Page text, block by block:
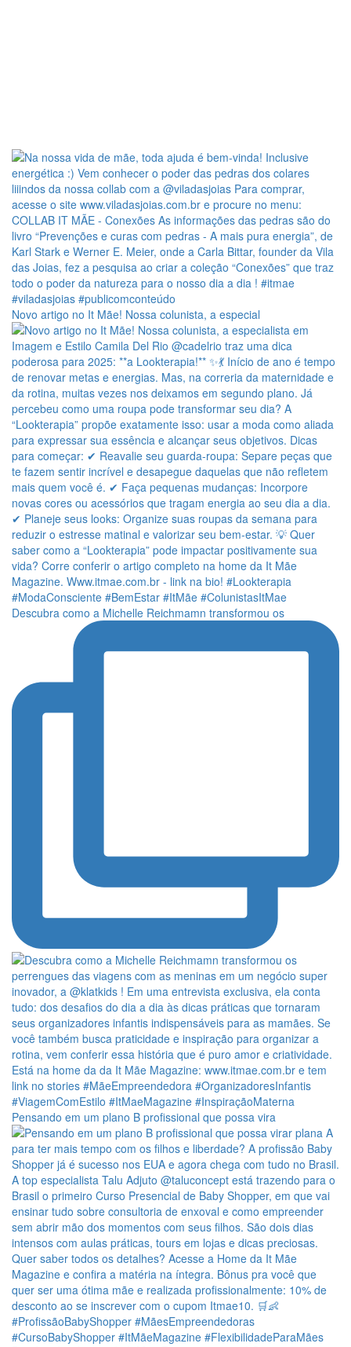
Novo artigo no It Mãe! Nossa colunista, a especial
Descubra como a Michelle Reichmamn transformou os
Pensando em um plano B profissional que possa vira